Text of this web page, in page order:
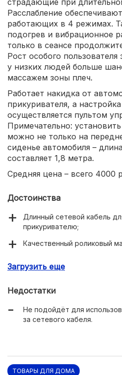
Расслабление
работающих в 4 режимах.
подогрев и вибрационное
только в сеансе
Рост особого пользователя
у низких людей больше
массажем зоны плеч.
Работает накидка от
прикуривателя, а
осуществляется пультом
Примечательно:
можно не только на
сиденье автомобиля –
составляет 1,8 метра.
Средняя цена – всего 4000
Достоинства
Длинный сетевой кабель
прикуривателю;
Качественный роликовый
вместо подогрева сиденья;
Загрузить еще
Недостатки
Не подойдёт для
за сетевого кабеля.
ТОВАРЫ ДЛЯ ДОМА